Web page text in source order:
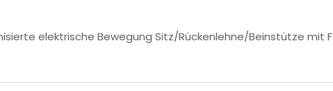
elektrische Bewegung Sitz/Rückenlehne/Beinstütze mit